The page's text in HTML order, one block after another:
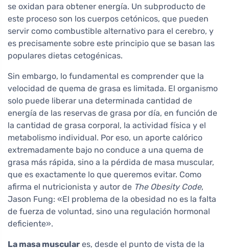
se oxidan para obtener energía. Un subproducto de
este proceso son los cuerpos cetónicos, que pueden
servir como combustible alternativo para el cerebro, y
es precisamente sobre este principio que se basan las
populares dietas cetogénicas.
Sin embargo, lo fundamental es comprender que la
velocidad de quema de grasa es limitada. El organismo
solo puede liberar una determinada cantidad de
energía de las reservas de grasa por día, en función de
la cantidad de grasa corporal, la actividad física y el
metabolismo individual. Por eso, un aporte calórico
extremadamente bajo no conduce a una quema de
grasa más rápida, sino a la pérdida de masa muscular,
que es exactamente lo que queremos evitar. Como
afirma el nutricionista y autor de The Obesity Code,
Jason Fung: «El problema de la obesidad no es la falta
de fuerza de voluntad, sino una regulación hormonal
deficiente».
La masa muscular es, desde el punto de vista de la